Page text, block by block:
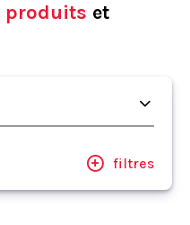
produits et
filtres